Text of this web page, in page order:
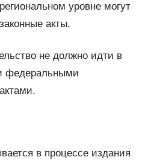
уровне могут
акты.
не должно идти в
федеральными
в процессе издания